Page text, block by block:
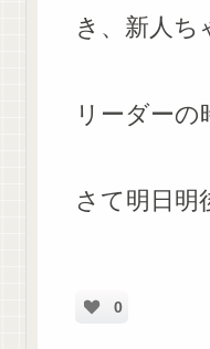
き、新人
リーダー
さて明日明
0